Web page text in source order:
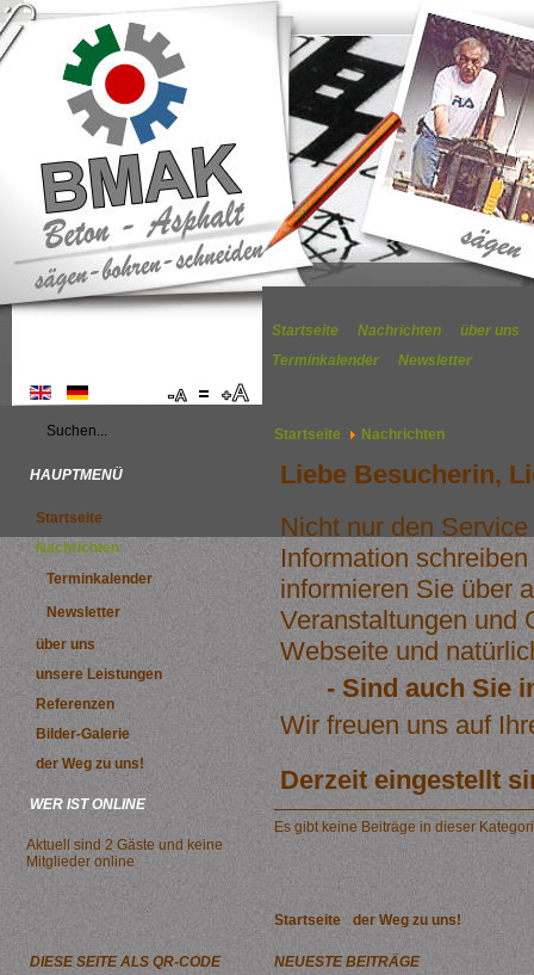
Startseite Nachrichten
über uns
Terminkalender
Newsletter
Startseite Nachrichten
HAUPTMENÜ
Startseite
Nachrichten
Terminkalender
Newsletter
über uns
unsere Leistungen
Referenzen
Bilder-Galerie
der Weg zu uns!
WER IST ONLINE
Aktuell sind 2 Gäste und keine
Mitglieder online
Liebe Besucherin,
Nicht nur den
Information
informieren Sie über
Veranstaltungen und
Webseite und
- Sind auch Sie
Wir freuen uns auf
Derzeit eingestellt
Es gibt keine Beiträge in dieser
Startseite der Weg zu uns!
DIESE SEITE ALS QR-CODE
NEUESTE BEITRÄGE